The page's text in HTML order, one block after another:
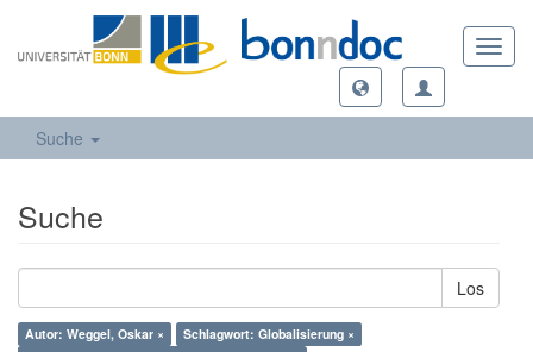
Suche
Suche
Los
Autor: Weggel, Oskar ×
Schlagwort: Globalisierung ×